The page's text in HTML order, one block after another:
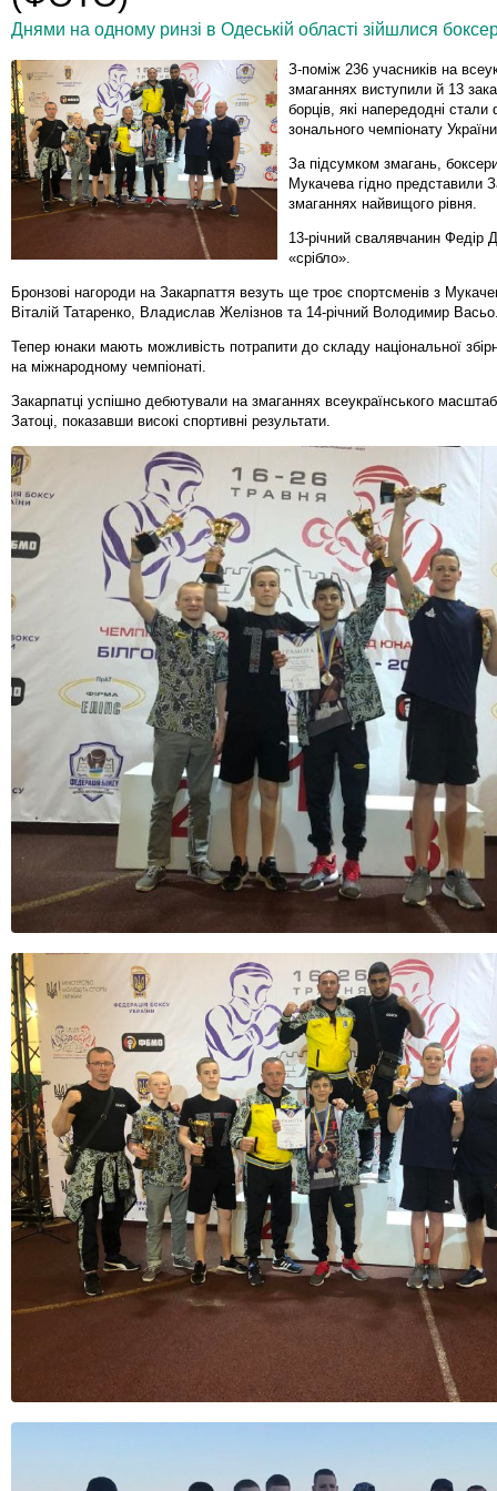
Днями на одному ринзі в Одеській області зійшлися
З-поміж 236 учасників на
змаганнях виступили й 13
борців, які напередодні стали
зонального чемпіонату
За підсумком змагань,
Мукачева гідно представили
змаганнях найвищого рівня.
13-річний свалявчанин Федір
«срібло».
Бронзові нагороди на Закарпаття везуть ще троє спортсменів з
Віталій Татаренко, Владислав Желізнов та 14-річний Володимир
Тепер юнаки мають можливість потрапити до складу національної
на міжнародному чемпіонаті.
Закарпатці успішно дебютували на змаганнях всеукраїнського
Затоці, показавши високі спортивні результати.